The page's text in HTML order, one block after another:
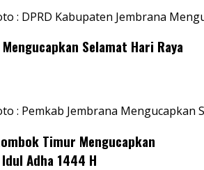
: DPRD Kabupaten Jembrana
Selamat Hari Raya
: Pemkab Jembrana Mengucapkan
Timur Mengucapkan
Adha 1444 H